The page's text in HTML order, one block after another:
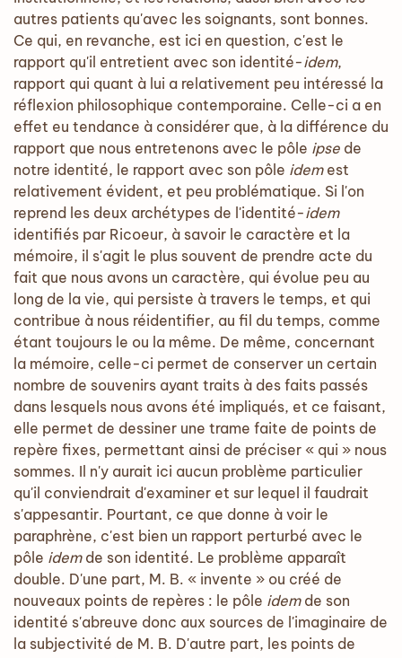
autres patients qu'avec les soignants, sont bonnes.
Ce qui, en revanche, est ici en question, c'est le
rapport qu'il entretient avec son identité-idem,
rapport qui quant à lui a relativement peu intéressé la
réflexion philosophique contemporaine. Celle-ci a en
effet eu tendance à considérer que, à la différence du
rapport que nous entretenons avec le pôle ipse de
notre identité, le rapport avec son pôle idemest
relativement évident, et peu problématique. Si l'on
reprend les deux archétypes de l'identité-idem
identifiés par Ricoeur, à savoir le caractère et la
mémoire, il s'agit le plus souvent de prendre acte du
fait que nous avons un caractère, qui évolue peu au
long de la vie, qui persiste à travers le temps, et qui
contribue à nous réidentifier, au fil du temps, comme
étant toujours le ou la même. De même, concernant
la mémoire, celle-ci permet de conserver un certain
nombre de souvenirs ayant traits à des faits passés
dans lesquels nous avons été impliqués, et ce faisant,
elle permet de dessiner une trame faite de points de
repère fixes, permettant ainsi de préciser « qui » nous
sommes. Il n'y aurait ici aucun problème particulier
qu'il conviendrait d'examiner et sur lequel il faudrait
s'appesantir. Pourtant, ce que donne à voir le
paraphrène, c'est bien un rapport perturbé avec le
pôle idemde son identité. Le problème apparaît
double. D'une part, M. B. « invente » ou créé de
nouveaux points de repères : le pôle idemde son
identité s'abreuve donc aux sources de l'imaginaire de
la subjectivité de M. B. D'autre part, les points de